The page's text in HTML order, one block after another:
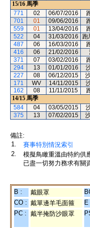
15/16 馬季
771
02 06/07/2016
701
01 09/06/2016
559
01 13/04/2016
522
04 31/03/2016 跑
487
06 16/03/2016
416
06 21/02/2016
371
07 03/02/2016
294
13 01/01/2016
227
08 06/12/2015
171
WV 14/11/2015
162
08 11/11/2015
14/15 馬季
584
04 03/05/2015
375
13 07/02/2015
備註:
1.
賽事特別情況索引
2.
模擬鳥瞰重溫由特約供
已盡一切努力務求有關
B : 戴眼罩
CO : 戴單邊羊毛面箍 E
PC : 戴半掩防沙眼罩